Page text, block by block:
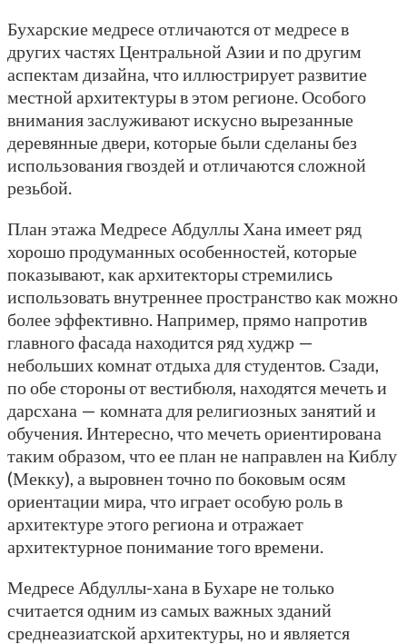
Бухарские медресе отличаются от медресе в
других частях Центральной Азии и по другим
аспектам дизайна, что иллюстрирует развитие
местной архитектуры в этом регионе. Особого
внимания заслуживают искусно вырезанные
деревянные двери, которые были сделаны без
использования гвоздей и отличаются сложной
резьбой.
План этажа Медресе Абдуллы Хана имеет ряд
хорошо продуманных особенностей, которые
показывают, как архитекторы стремились
использовать внутреннее пространство как можно
более эффективно. Например, прямо напротив
главного фасада находится ряд худжр —
небольших комнат отдыха для студентов. Сзади,
по обе стороны от вестибюля, находятся мечеть и
дарсхана — комната для религиозных занятий и
обучения. Интересно, что мечеть ориентирована
таким образом, что ее план не направлен на Киблу
(Мекку), а выровнен точно по боковым осям
ориентации мира, что играет особую роль в
архитектуре этого региона и отражает
архитектурное понимание того времени.
Медресе Абдуллы-хана в Бухаре не только
считается одним из самых важных зданий
среднеазиатской архитектуры, но и является